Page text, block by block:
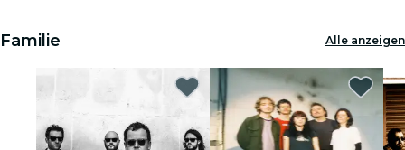
Familie Alle anzeigen